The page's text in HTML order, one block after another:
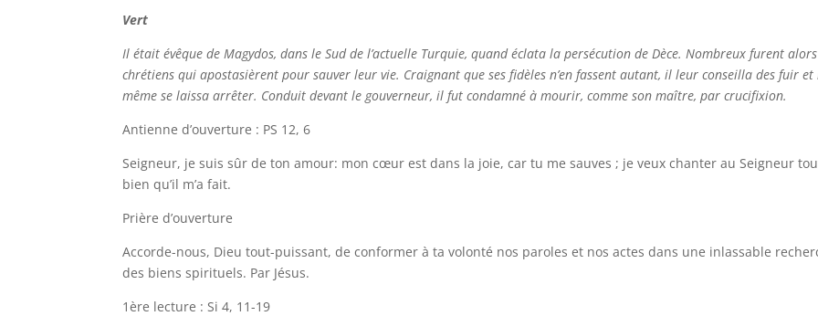
Vert
Il était évêque de Magydos, dans le Sud de l’actuelle Turquie, quand éclata la persécution de Dèce. Nombreux furent
chrétiens qui apostasièrent pour sauver leur vie. Craignant que ses fidèles n’en fassent autant, il leur conseilla des fuir et
même se laissa arrêter. Conduit devant le gouverneur, il fut condamné à mourir, comme son maître, par crucifixion.
Antienne d’ouverture : PS 12, 6
Seigneur, je suis sûr de ton amour: mon cœur est dans la joie, car tu me sauves ; je veux chanter au Seigneur
bien qu’il m’a fait.
Prière d’ouverture
Accorde-nous, Dieu tout-puissant, de conformer à ta volonté nos paroles et nos actes dans une inlassable
des biens spirituels. Par Jésus.
1ère lecture : Si 4, 11-19